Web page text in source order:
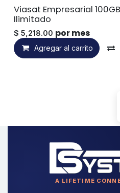
Viasat Empresarial
Ilimitado
$ 5,218.00 por mes
Agregar al carrito
A LIFETIME